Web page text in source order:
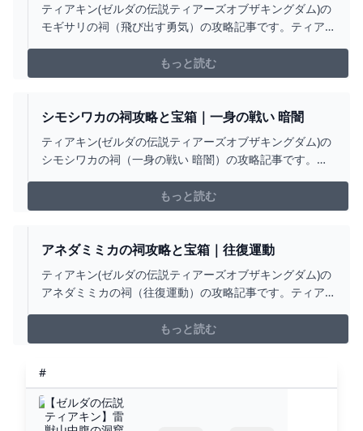
ティアキン(ゼルダの伝説ティアーズオブザキングダム)の
モギサリの祠（飛び出す勇気）の攻略記事です。ティア
について掲載しています。もっと読む
シモシワカの祠攻略と宝箱｜一身の戦い 暗闇
ティアキン(ゼルダの伝説ティアーズオブザキングダム)の
シモシワカの祠（一身の戦い 暗闇）の攻略記事です。テ
の中身について掲載しています。
もっと読む
アネダミミカの祠攻略と宝箱｜往復運動
ティアキン(ゼルダの伝説ティアーズオブザキングダム)の
アネダミミカの祠（往復運動）の攻略記事です。ティア
中身について掲載しています。
もっと読む
#
【ゼルダの伝説
ティアキン】雷